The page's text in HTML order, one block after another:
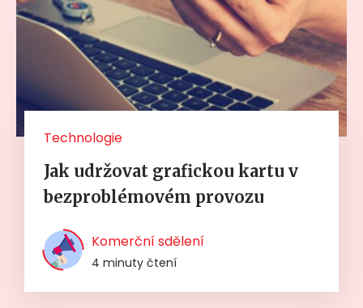
Technologie
Jak udržovat grafickou kartu v
bezproblémovém provozu
Komerční sdělení
4 minuty čtení